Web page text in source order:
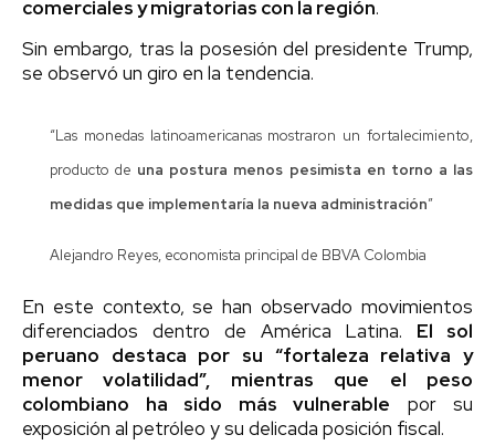
comerciales y migratorias con la región.
Sin embargo, tras la posesión del presidente Trump,
se observó un giro en la tendencia.
“Las monedas latinoamericanas mostraron un fortalecimiento,
producto de una postura menos pesimista en torno a las
medidas que implementaría la nueva administración”
Alejandro Reyes, economista principal de BBVA Colombia
En este contexto, se han observado movimientos
diferenciados dentro de América Latina. El sol
peruano destaca por su “fortaleza relativa y
menor volatilidad”, mientras que el peso
colombiano ha sido más vulnerable por su
exposición al petróleo y su delicada posición fiscal.